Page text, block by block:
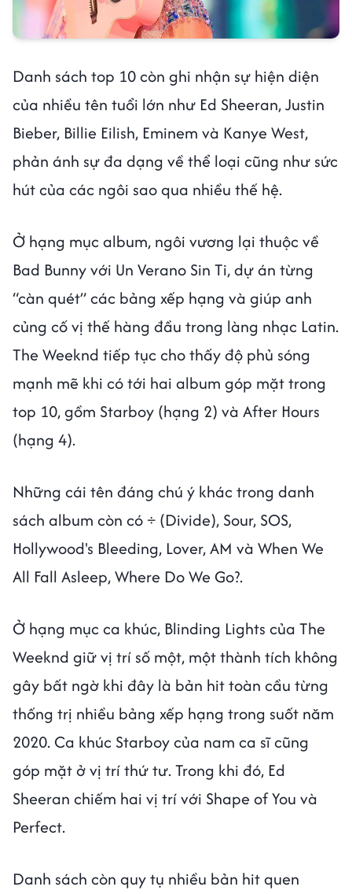
Danh sách top 10 còn ghi nhận sự hiện diện
của nhiều tên tuổi lớn như Ed Sheeran, Justin
Bieber, Billie Eilish, Eminem và Kanye West,
phản ánh sự đa dạng về thể loại cũng như sức
hút của các ngôi sao qua nhiều thế hệ.
Ở hạng mục album, ngôi vương lại thuộc về
Bad Bunny với Un Verano Sin Ti, dự án từng
“càn quét” các bảng xếp hạng và giúp anh
củng cố vị thế hàng đầu trong làng nhạc Latin.
The Weeknd tiếp tục cho thấy độ phủ sóng
mạnh mẽ khi có tới hai album góp mặt trong
top 10, gồm Starboy (hạng 2) và After Hours
(hạng 4).
Những cái tên đáng chú ý khác trong danh
sách album còn có ÷ (Divide), Sour, SOS,
Hollywood's Bleeding, Lover, AM và When We
All Fall Asleep, Where Do We Go?.
Ở hạng mục ca khúc, Blinding Lights của The
Weeknd giữ vị trí số một, một thành tích không
gây bất ngờ khi đây là bản hit toàn cầu từng
thống trị nhiều bảng xếp hạng trong suốt năm
2020. Ca khúc Starboy của nam ca sĩ cũng
góp mặt ở vị trí thứ tư. Trong khi đó, Ed
Sheeran chiếm hai vị trí với Shape of You và
Perfect.
Danh sách còn quy tụ nhiều bản hit quen